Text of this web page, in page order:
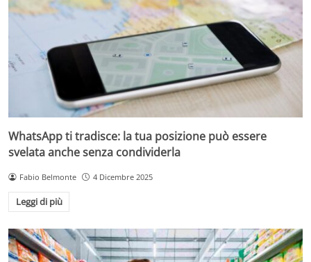
WhatsApp ti tradisce: la tua posizione può essere
svelata anche senza condividerla
Fabio Belmonte 4 Dicembre 2025
Leggi di più